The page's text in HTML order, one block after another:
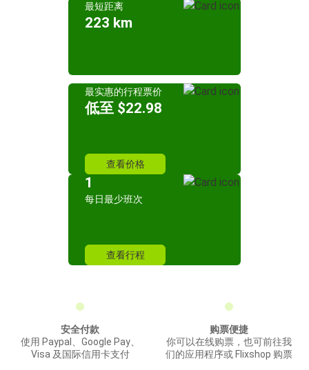
最短距离
223 km
最实惠的行程票价
低至 $22.98
查看价格
1
每日最少班次
查看行程
安全付款
使用 Paypal、Google Pay、
Visa 及国际信用卡支付
购票便捷
你可以在线购票，也可前往我
们的应用程序或 Flixshop 购票